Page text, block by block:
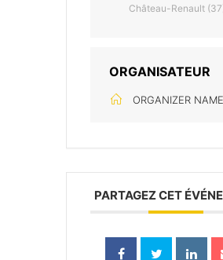
Château-Renault
ORGANISATEUR
ORGANIZER NAME
PARTAGEZ CET